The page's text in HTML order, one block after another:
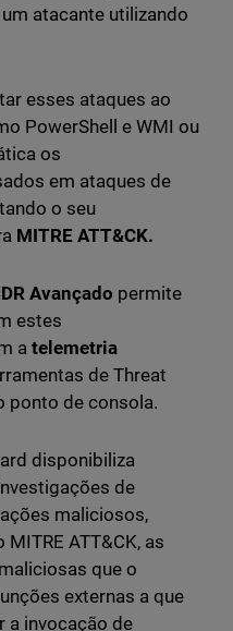
atacante utilizando
esses ataques ao
PowerShell e WMI ou
os
em ataques de
o seu
MITRE ATT&CK.
Avançado permite
estes
a telemetria
de Threat
ponto de consola.
disponibiliza
de
maliciosos,
ATT&CK, as
que o
externas a que
a invocação de